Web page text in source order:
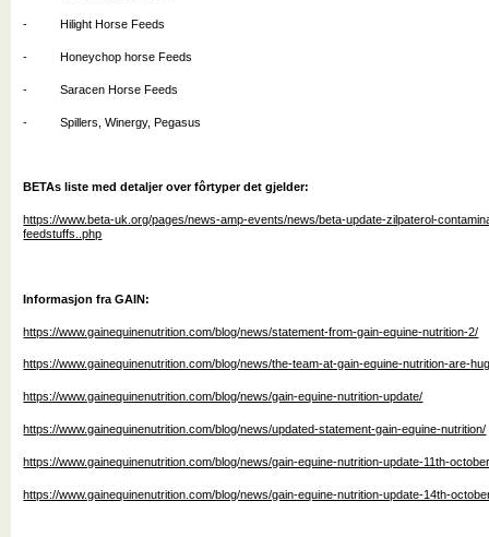
- Hilight Horse Feeds
- Honeychop horse Feeds
- Saracen Horse Feeds
- Spillers, Winergy, Pegasus
BETAs liste med detaljer over fôrtyper det gjelder:
https://www.beta-uk.org/pages/news-amp-events/news/beta-update-zilpaterol-
feedstuffs..php
Informasjon fra GAIN:
https://www.gainequinenutrition.com/blog/news/statement-from-gain-equine-nutrition-2/
https://www.gainequinenutrition.com/blog/news/the-team-at-gain-equine-nutrition-are-
https://www.gainequinenutrition.com/blog/news/gain-equine-nutrition-update/
https://www.gainequinenutrition.com/blog/news/updated-statement-gain-equine-nutrition/
https://www.gainequinenutrition.com/blog/news/gain-equine-nutrition-update-11th-
https://www.gainequinenutrition.com/blog/news/gain-equine-nutrition-update-14th-